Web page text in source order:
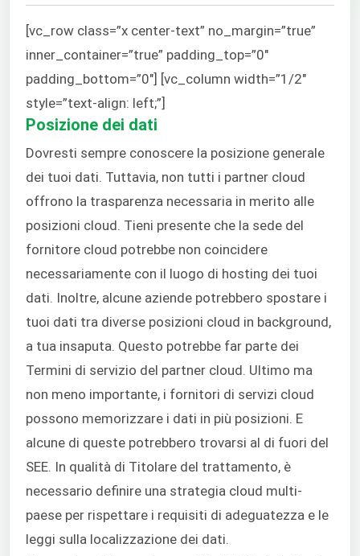
[vc_row class=”x center-text” no_margin=”true”
inner_container=”true” padding_top=”0″
padding_bottom=”0″] [vc_column width=”1/2″
style=”text-align: left;”]
Posizione dei dati
Dovresti sempre conoscere la posizione generale
dei tuoi dati. Tuttavia, non tutti i partner cloud
offrono la trasparenza necessaria in merito alle
posizioni cloud. Tieni presente che la sede del
fornitore cloud potrebbe non coincidere
necessariamente con il luogo di hosting dei tuoi
dati. Inoltre, alcune aziende potrebbero spostare i
tuoi dati tra diverse posizioni cloud in background,
a tua insaputa. Questo potrebbe far parte dei
Termini di servizio del partner cloud. Ultimo ma
non meno importante, i fornitori di servizi cloud
possono memorizzare i dati in più posizioni. E
alcune di queste potrebbero trovarsi al di fuori del
SEE. In qualità di Titolare del trattamento, è
necessario definire una strategia cloud multi-
paese per rispettare i requisiti di adeguatezza e le
leggi sulla localizzazione dei dati.